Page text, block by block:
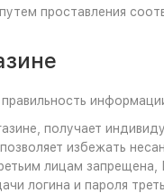
проставления
получает
избежать
лицам запрещена,
логина и пароля